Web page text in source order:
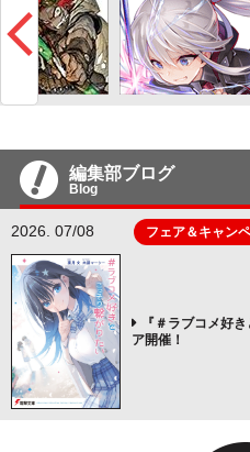
編集部ブログ
Blog
2026. 07/08 フェア＆キャン
『＃ラブコメ好
ア開催！